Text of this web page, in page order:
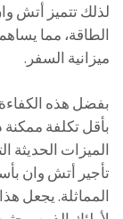
لذلك تتميز أتش
الطاقة، مما
ميزانية السفر.
بفضل هذه
بأقل تكلفة ممكنة
الميزات الحديثة
تأجير أتش وان
المماثلة. يجعل